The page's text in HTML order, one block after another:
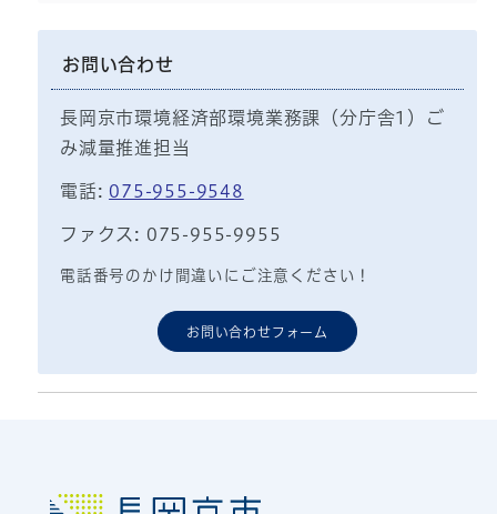
お問い合わせ
長岡京市環境経済部環境業務課（分庁舎1）ご
み減量推進担当
電話: 075-955-9548
ファクス: 075-955-9955
電話番号のかけ間違いにご注意ください！
お問い合わせフォーム